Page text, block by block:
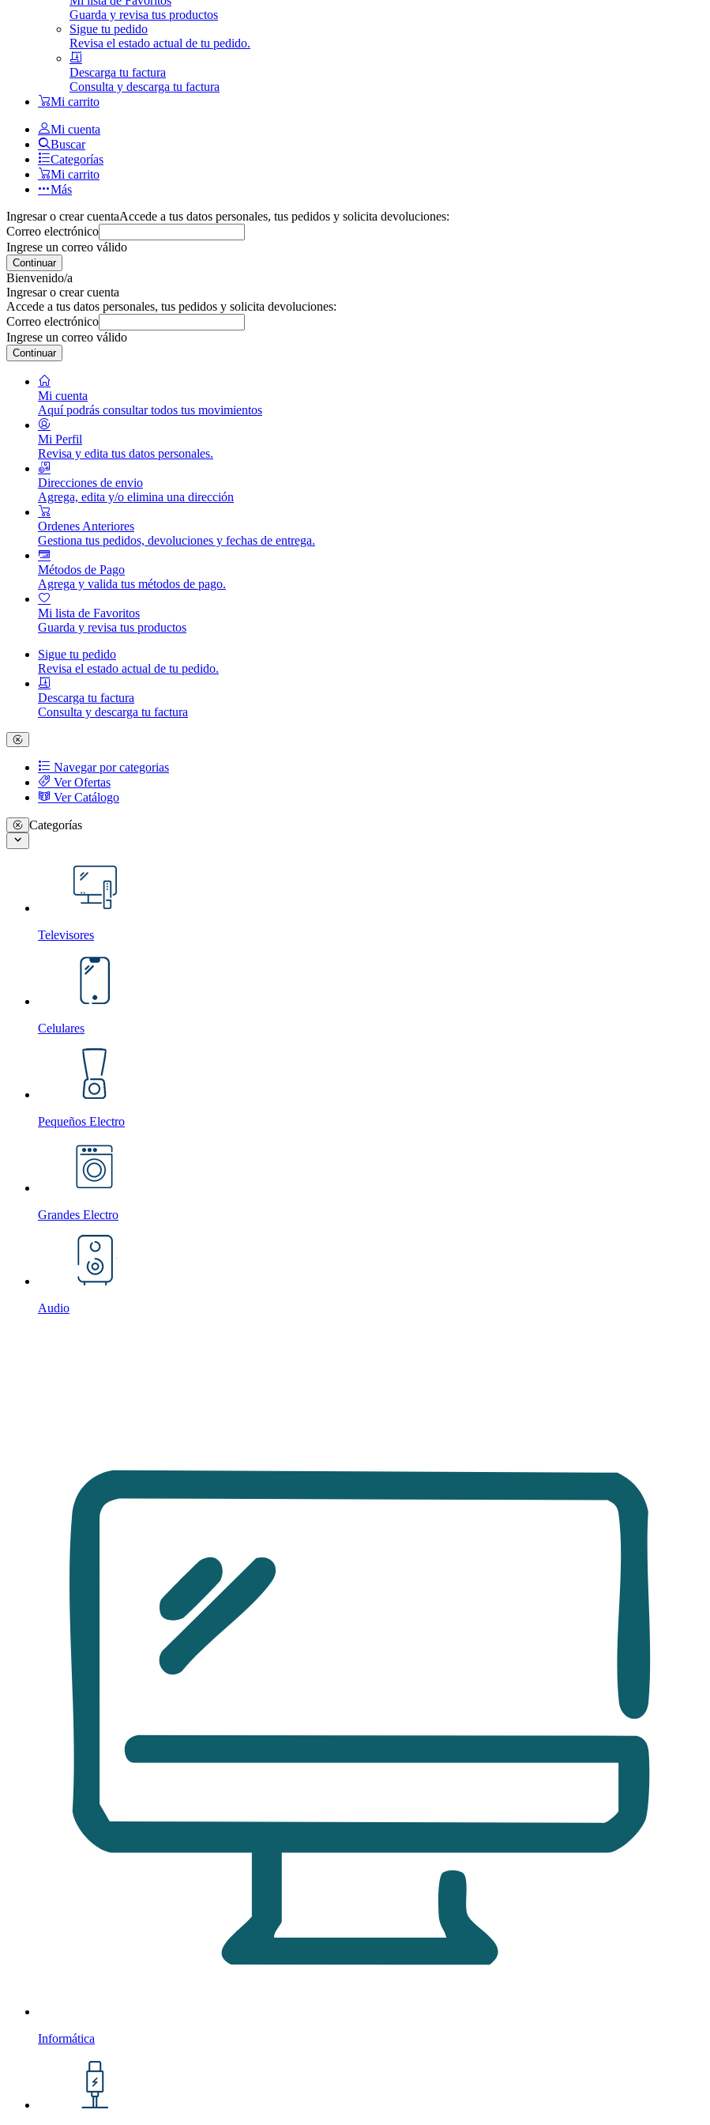
Guarda y revisa tus productos
Sigue tu pedido
Revisa el estado actual de tu pedido.
Descarga tu factura
Consulta y descarga tu factura
Mi carrito
Mi cuenta
Buscar
Categorías
Mi carrito
Más
Ingresar o crear cuentaAccede a tus datos personales, tus pedidos y solicita devoluciones:
Correo electrónico
Ingrese un correo válido
Continuar
Bienvenido/a
Ingresar o crear cuenta
Accede a tus datos personales, tus pedidos y solicita devoluciones:
Correo electrónico
Ingrese un correo válido
Continuar
Mi cuenta
Aquí podrás consultar todos tus movimientos
Mi Perfil
Revisa y edita tus datos personales.
Direcciones de envio
Agrega, edita y/o elimina una dirección
Ordenes Anteriores
Gestiona tus pedidos, devoluciones y fechas de entrega.
Métodos de Pago
Agrega y valida tus métodos de pago.
Mi lista de Favoritos
Guarda y revisa tus productos
Sigue tu pedido
Revisa el estado actual de tu pedido.
Descarga tu factura
Consulta y descarga tu factura
Navegar por categorias
Ver Ofertas
Ver Catálogo
Categorías
Televisores
Celulares
Pequeños Electro
Grandes Electro
Audio
Informática